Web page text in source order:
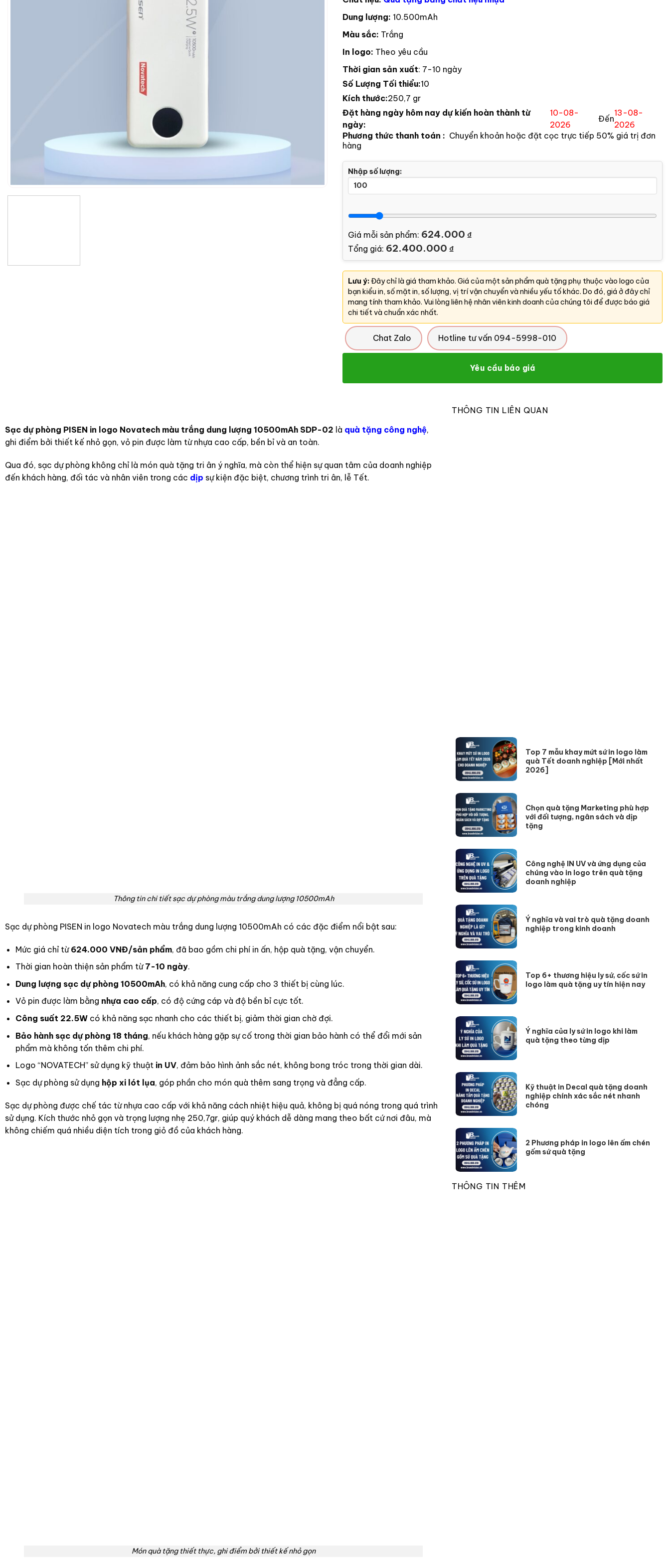
Dung lượng: 10.500mAh
Màu sắc: Trắng
In logo: Theo yêu cầu
Thời gian sản xuất: 7-10 ngày
Số Lượng Tối thiểu:10
Kích thước:250,7 gr
Đặt hàng ngày hôm nay dự kiến hoàn thành từ
ngày:
10-08-
2026
Đến
13-08-
2026
Phương thức thanh toán : Chuyển khoản hoặc đặt cọc trực tiếp 50% giá trị đơn
hàng
Nhập số lượng:
Giá mỗi sản phẩm: 624.000 ₫
Tổng giá: 62.400.000 ₫
Lưu ý:Đây chỉ là giá tham khảo. Giá của một sản phẩm quà tặng phụ thuộc vào logo của
bạn kiểu in, số mặt in, số lượng, vị trí vận chuyển và nhiều yếu tố khác. Do đó, giá ở đây chỉ
mang tính tham khảo. Vui lòng liên hệ nhân viên kinh doanh của chúng tôi để được báo giá
chi tiết và chuẩn xác nhất.
Chat Zalo Hotline tư vấn 094-5998-010
Yêu cầu báo giá
Sạc dự phòng PISEN in logo Novatech màu trắng dung lượng 10500mAh SDP-02 là quà tặng công nghệ,
ghi điểm bởi thiết kế nhỏ gọn, vỏ pin được làm từ nhựa cao cấp, bền bỉ và an toàn.
Qua đó, sạc dự phòng không chỉ là món quà tặng tri ân ý nghĩa, mà còn thể hiện sự quan tâm của doanh nghiệp
đến khách hàng, đối tác và nhân viên trong các dịp sự kiện đặc biệt, chương trình tri ân, lễ Tết.
Thông tin chi tiết sạc dự phòng màu trắng dung lượng 10500mAh
Sạc dự phòng PISEN in logo Novatech màu trắng dung lượng 10500mAh có các đặc điểm nổi bật sau:
Mức giá chỉ từ 624.000 VNĐ/sản phẩm, đã bao gồm chi phí in ấn, hộp quà tặng, vận chuyển.
Thời gian hoàn thiện sản phẩm từ 7-10 ngày.
Dung lượng sạc dự phòng 10500mAh, có khả năng cung cấp cho 3 thiết bị cùng lúc.
Vỏ pin được làm bằng nhựa cao cấp, có độ cứng cáp và độ bền bỉ cực tốt.
Công suất 22.5Wcó khả năng sạc nhanh cho các thiết bị, giảm thời gian chờ đợi.
Bảo hành sạc dự phòng 18 tháng, nếu khách hàng gặp sự cố trong thời gian bảo hành có thể đổi mới sản
phẩm mà không tốn thêm chi phí.
Logo “NOVATECH” sử dụng kỹ thuật in UV, đảm bảo hình ảnh sắc nét, không bong tróc trong thời gian dài.
Sạc dự phòng sử dụng hộp xi lót lụa, góp phần cho món quà thêm sang trọng và đẳng cấp.
Sạc dự phòng được chế tác từ nhựa cao cấp với khả năng cách nhiệt hiệu quả, không bị quá nóng trong quá trình
sử dụng. Kích thước nhỏ gọn và trọng lượng nhẹ 250,7gr, giúp quý khách dễ dàng mang theo bất cứ nơi đâu, mà
không chiếm quá nhiều diện tích trong giỏ đồ của khách hàng.
Món quà tặng thiết thực, ghi điểm bởi thiết kế nhỏ gọn
THÔNG TIN LIÊN QUAN
Top 7 mẫu khay mứt sứ in logo làm
quà Tết doanh nghiệp [Mới nhất
2026]
Chọn quà tặng Marketing phù hợp
với đối tượng, ngân sách và dịp
tặng
Công nghệ IN UV và ứng dụng của
chúng vào in logo trên quà tặng
doanh nghiệp
Ý nghĩa và vai trò quà tặng doanh
nghiệp trong kinh doanh
Top 6+ thương hiệu ly sứ, cốc sứ in
logo làm quà tặng uy tín hiện nay
Ý nghĩa của ly sứ in logo khi làm
quà tặng theo từng dịp
Kỹ thuật in Decal quà tặng doanh
nghiệp chính xác sắc nét nhanh
chóng
2 Phương pháp in logo lên ấm chén
gốm sứ quà tặng
THÔNG TIN THÊM